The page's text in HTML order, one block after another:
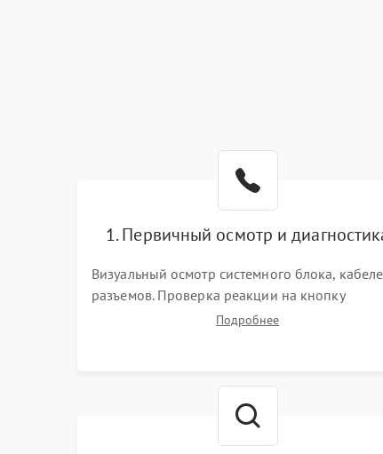
1. Первичный осмотр и
Визуальный осмотр системного блока,
разъемов. Проверка реакции на кнопку
включения и звуковых сигналов POST. Оценка
Подробнее